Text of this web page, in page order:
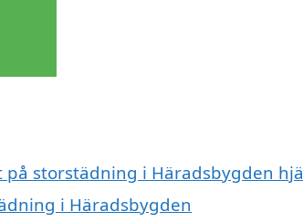
storstädning i Häradsbygden
i Häradsbygden